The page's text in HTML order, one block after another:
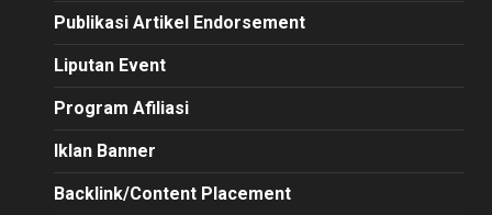
Publikasi Artikel Endorsement
Liputan Event
Program Afiliasi
Iklan Banner
Backlink/Content Placement